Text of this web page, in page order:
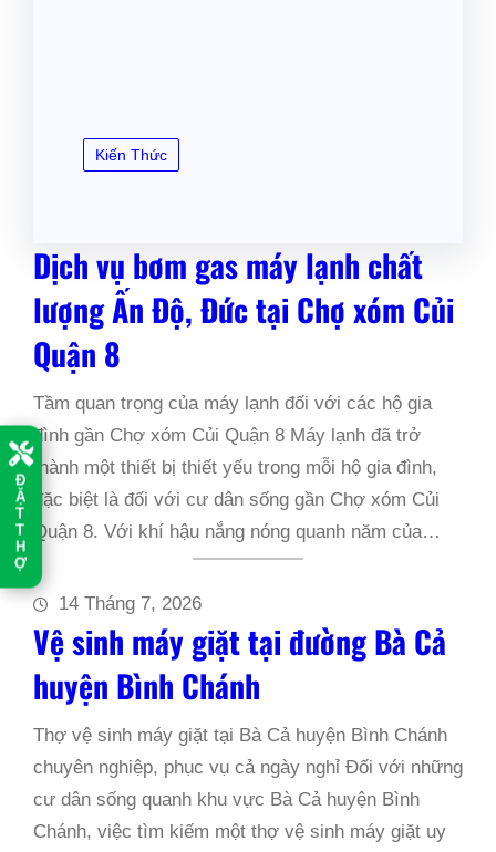
Đ
Ặ
T
T
H
Ợ
Kiến Thức
Dịch vụ bơm gas máy lạnh chất
lượng Ấn Độ, Đức tại Chợ xóm Củi
Quận 8
Tầm quan trọng của máy lạnh đối với các hộ gia
đình gần Chợ xóm Củi Quận 8 Máy lạnh đã trở
thành một thiết bị thiết yếu trong mỗi hộ gia đình,
đặc biệt là đối với cư dân sống gần Chợ xóm Củi
Quận 8. Với khí hậu nắng nóng quanh năm của…
14 Tháng 7, 2026
Vệ sinh máy giặt tại đường Bà Cả
huyện Bình Chánh
Thợ vệ sinh máy giặt tại Bà Cả huyện Bình Chánh
chuyên nghiệp, phục vụ cả ngày nghỉ Đối với những
cư dân sống quanh khu vực Bà Cả huyện Bình
Chánh, việc tìm kiếm một thợ vệ sinh máy giặt uy